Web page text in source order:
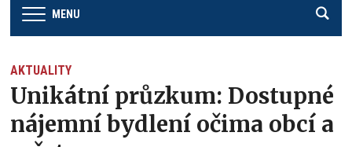
MENU
AKTUALITY
Unikátní průzkum: Dostupné
nájemní bydlení očima obcí a